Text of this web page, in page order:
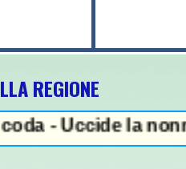
REGIONE
la nonna a
-